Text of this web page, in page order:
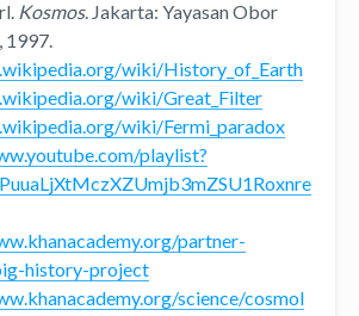
Kosmos. Jakarta: Yayasan Obor
1997.
wiki/History_of_Earth
wiki/Great_Filter
wiki/Fermi_paradox
playlist?
partner-
history-project
science/cosmol